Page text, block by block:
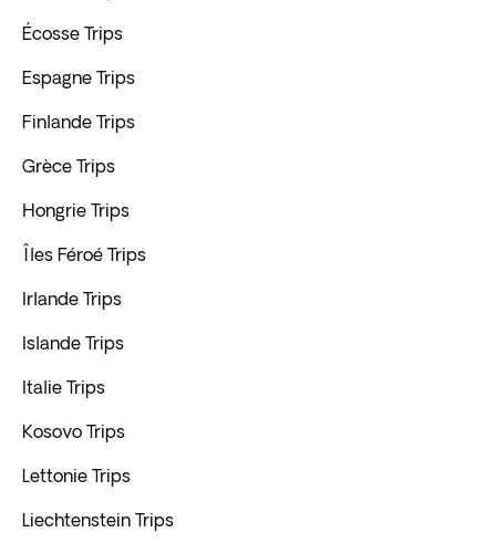
Écosse Trips
Espagne Trips
Finlande Trips
Grèce Trips
Hongrie Trips
Îles Féroé Trips
Irlande Trips
Islande Trips
Italie Trips
Kosovo Trips
Lettonie Trips
Liechtenstein Trips